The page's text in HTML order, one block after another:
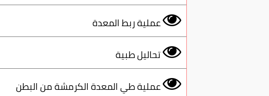
عملية ربط المعدة
تحاليل طبية
عملية طي المعدة الكرمشة من البطن